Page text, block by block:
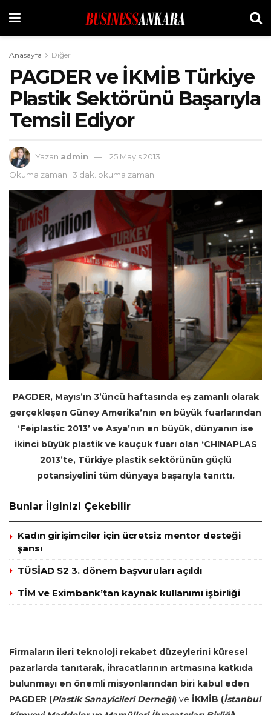
Anasayfa Diğer
PAGDER ve İKMİB Türkiye
Plastik Sektörünü Başarıyla
Temsil Ediyor
Yazan admin
25 Mayıs 2013
Okuma zamanı: 3 dak. okuma zamanı
PAGDER, Mayıs’ın 3’üncü haftasında eş zamanlı olarak
gerçekleşen GüneyAmerika’nın en büyük fuarlarından
‘Feiplastic 2013’ ve Asya’nın en büyük, dünyanın ise
ikinci büyük plastik ve kauçuk fuarı olan ‘CHINAPLAS
2013’te, Türkiye plastik sektörünün güçlü
potansiyelini tüm dünyaya başarıyla tanıttı.
Bunlar İlginizi Çekebilir
Kadın girişimciler için ücretsiz mentor desteği
şansı
TÜSİAD S2 3. dönem başvuruları açıldı
TİM ve Eximbank’tan kaynak kullanımı işbirliği
Firmaların ileri teknoloji rekabet düzeylerini küresel
pazarlarda tanıtarak, ihracatlarının artmasına katkıda
bulunmayı en önemli misyonlarından biri kabul eden
PAGDER (Plastik Sanayicileri Derneği) ve İKMİB (İstanbul